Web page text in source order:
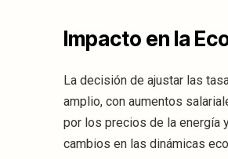
Impacto en la
La decisión de ajustar las
amplio, con aumentos
por los precios de la energía
cambios en las dinámicas